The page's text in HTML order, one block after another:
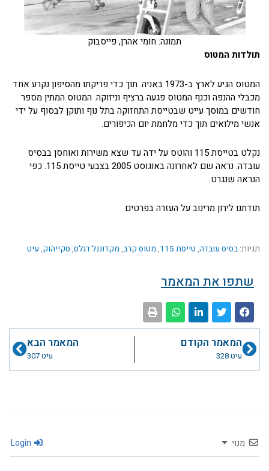
תמונה: חומי אהרן, פייסבוק
תולדות המטוס
המטוס הגיע לארץ ב-1973 באניה. תוך כדי פריקתו מהסיפון נקרע אחד
מכבלי ההנפה וכנף המטוס פגעה ברציף וניזוקה. המטוס המתין מספר
חודשים במוסך עייט שבטייסת התחזוקה בתל נוף ותוקן לבסוף על ידי
אנשי מילואים תוך כדי מלחמת יום הכיפורים.
נקלט בטייסת 115 והוטס על ידה עד שצא משירות ואוחסן בבסיס
עובדה. נראה שם לאחרונה באוגוסט 2005 בצבעי טייסת 115. כפי
הנראה שנגרט.
תודתנו לירון מרינוב על העזרה בפרטים
תגיות: בסיס עובדה, טייסת 115 , מטוס קרב, מקדוננל דגלס, סקייהוק, עיט
שתפו את המאמר
קודםהמאמר הקודם
עיט 328
המאמר הבא
עיט 307
הבא
מנוי